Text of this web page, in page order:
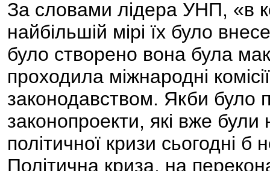
За словами лідера УНП, «в
найбільшій мірі їх було
було створено вона була
проходила міжнародні
законодавством. Якби було
законопроекти, які вже
політичної кризи сьогодні б
Політична криза, на